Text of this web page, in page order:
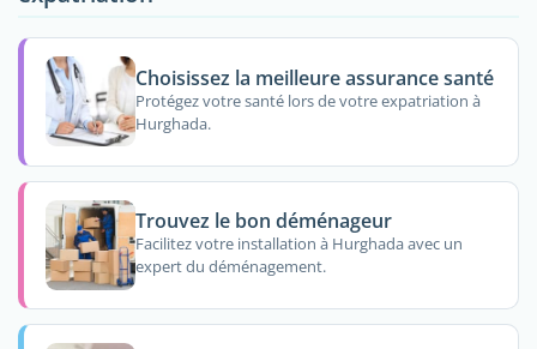
Choisissez la meilleure assurance santé
Protégez votre santé lors de votre expatriation à
Hurghada.
Trouvez le bon déménageur
Facilitez votre installation à Hurghada avec un
expert du déménagement.